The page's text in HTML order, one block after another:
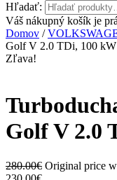
Hľadať:
Váš nákupný košík je
Domov /
Golf V 2.0 TDi, 100 kW
Zľava!
Golf V 2.0
280.00€ Original price